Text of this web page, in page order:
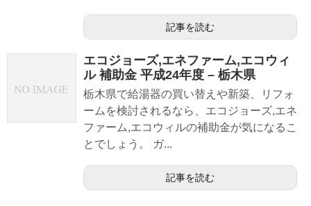
記事を読む
エコジョーズ,エネファーム,エコウィ
ル 補助金 平成24年度 – 栃木県
栃木県で給湯器の買い替えや新築、リフォ
ームを検討されるなら、エコジョーズ,エネ
ファーム,エコウィルの補助金が気になるこ
とでしょう。 ガ...
記事を読む